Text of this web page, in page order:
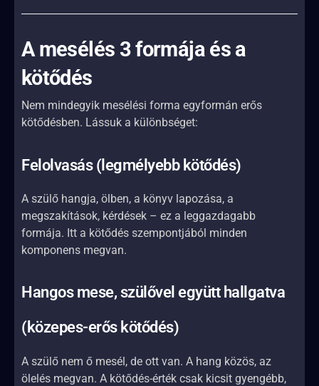
A mesélés 3 formája és a
kötődés
Nem mindegyik mesélési forma egyformán erős
kötődésben. Lássuk a különbséget:
Felolvasás (legmélyebb kötődés)
A szülő hangja, ölben, a könyv lapozása, a
megszakítások, kérdések – ez a leggazdagabb
formája. Itt a kötődés szempontjából minden
komponens megvan.
Hangos mese, szülővel együtt hallgatva
(közepes-erős kötődés)
A szülő nem ő mesél, de ott van. A hang közös, az
ölelés megvan. A kötődés-érték csak kicsit gyengébb,